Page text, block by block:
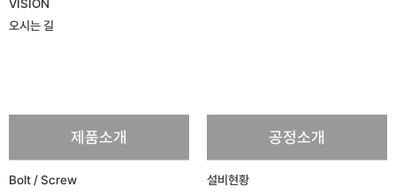
VISION
오시는 길
제품소개
Bolt / Screw
공정소개
설비현황